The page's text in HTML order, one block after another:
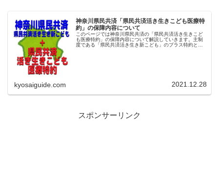
神奈川県民共済「県民共済活き生きこども医療特
約」の保障内容について
このページでは神奈川県民共済の「県民共済活き生きこど
も医療特約」の保障内容について解説していきます。主制
度である「県民共済活き生き新こども」のプラス特約とし
kyosaiguide.com 2021.12.28
スポンサーリンク